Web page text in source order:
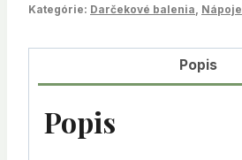
Kategórie: Darčekové balenia Nápoje
Popis
Popis